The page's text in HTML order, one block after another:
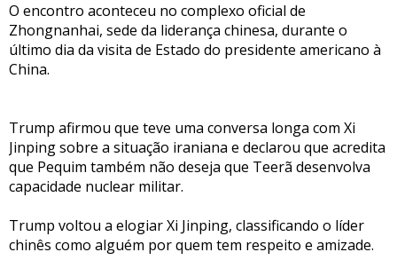
O encontro aconteceu no complexo oficial de
Zhongnanhai, sede da liderança chinesa, durante o
último dia da visita de Estado do presidente americano à
China.
Trump afirmou que teve uma conversa longa com Xi
Jinping sobre a situação iraniana e declarou que acredita
que Pequim também não deseja que Teerã desenvolva
capacidade nuclear militar.
Trump voltou a elogiar Xi Jinping, classificando o líder
chinês como alguém por quem tem respeito e amizade.